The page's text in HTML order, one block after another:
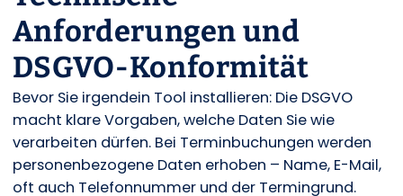
Anforderungen und
DSGVO-Konformität
Bevor Sie irgendein Tool installieren: Die DSGVO
macht klare Vorgaben, welche Daten Sie wie
verarbeiten dürfen. Bei Terminbuchungen werden
personenbezogene Daten erhoben – Name, E-Mail,
oft auch Telefonnummer und der Termingrund.